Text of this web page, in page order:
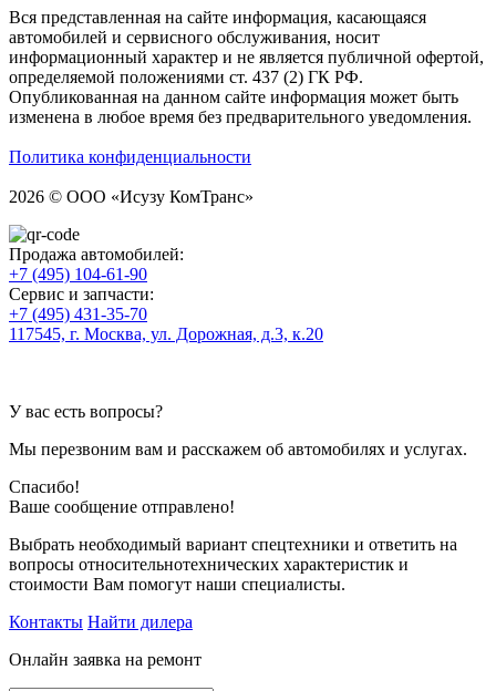
Вся представленная на сайте информация, касающаяся
автомобилей и сервисного обслуживания, носит
информационный характер и не является публичной офертой,
определяемой положениями ст. 437 (2) ГК РФ.
Опубликованная на данном сайте информация может быть
изменена в любое время без предварительного уведомления.
Политика конфиденциальности
2026 © ООО «Исузу КомТранс»
Продажа автомобилей:
+7 (495) 104-61-90
Сервис и запчасти:
+7 (495) 431-35-70
117545, г. Москва, ул. Дорожная, д.3, к.20
У вас есть вопросы?
Мы перезвоним вам и расскажем об автомобилях и услугах.
Спасибо!
Ваше сообщение отправлено!
Выбрать необходимый вариант спецтехники и ответить на
вопросы относительнотехнических характеристик и
стоимости Вам помогут наши специалисты.
Контакты Найти дилера
Онлайн заявка на ремонт